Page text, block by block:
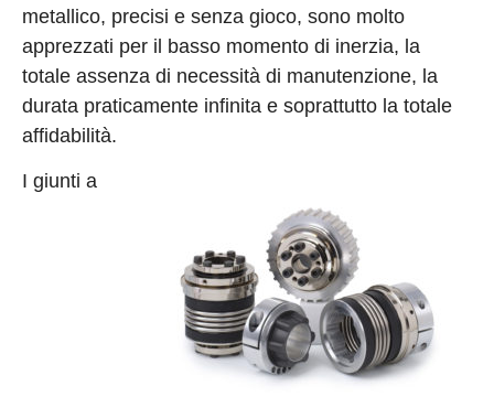
metallico, precisi e senza gioco, sono molto
apprezzati per il basso momento di inerzia, la
totale assenza di necessità di manutenzione, la
durata praticamente infinita e soprattutto la totale
affidabilità.
I giunti a